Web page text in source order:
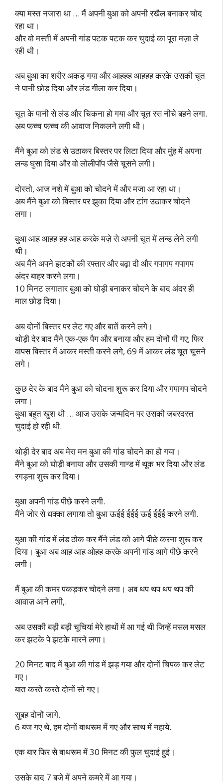
क्या मस्त नजारा था … मैं अपनी बुआ को अपनी रखैल बनाकर चोद
रहा था।
और वो मस्ती में अपनी गांड पटक पटक कर चुदाई का पूरा मज़ा ले
रही थी।
अब बुआ का शरीर अकड़ गया और आहहह आहहह करके उसकी चूत
ने पानी छोड़ दिया और लंड गीला कर दिया।
चूत के पानी से लंड और चिकना हो गया और चूत रस नीचे बहने लगा.
अब फच्च फच्च की आवाज निकलने लगी थी।
मैंने बुआ को लंड से उठाकर बिस्तर पर लिटा दिया और मुंह में अपना
लन्ड घुसा दिया और वो लोलीपॉप जैसे चूसने लगी।
दोस्तो, आज नशे में बुआ को चोदने में और मजा आ रहा था।
अब मैंने बुआ को बिस्तर पर झुका दिया और टांग उठाकर चोदने
लगा।
बुआ आह आहह हह आह करके मज़े से अपनी चूत में लन्ड लेने लगी
थी।
अब मैंने अपने झटकों की रफ्तार और बढ़ा दी और गपागप गपागप
अंदर बाहर करने लगा।
10 मिनट लगातार बुआ को घोड़ी बनाकर चोदने के बाद अंदर ही
माल छोड़ दिया।
अब दोनों बिस्तर पर लेट गए और बातें करने लगे।
थोड़ी देर बाद मैंने एक-एक पैग और बनाया और हम दोनों पी गए; फिर
वापस बिस्तर में आकर मस्ती करने लगे, 69 में आकर लंड चूत चूसने
लगे।
कुछ देर के बाद मैंने बुआ को चोदना शुरू कर दिया और गपागप चोदने
लगा।
बुआ बहुत खुश थी … आज उसके जन्मदिन पर उसकी जबरदस्त
चुदाई हो रही थी.
थोड़ी देर बाद अब मेरा मन बुआ की गांड चोदने का हो गया।
मैंने बुआ को घोड़ी बनाया और उसकी गान्ड में थूक भर दिया और लंड
रगड़ना शुरू कर दिया।
बुआ अपनी गांड पीछे करने लगी.
मैंने जोर से धक्का लगाया तो बुआ ऊईई ईईई ऊई ईईई करने लगी.
बुआ की गांड में लंड ठोक कर मैंने लंड को आगे पीछे करना शुरू कर
दिया। बुआ अब आह आह ओहह करके अपनी गांड आगे पीछे करने
लगी।
मैं बुआ की कमर पकड़कर चोदने लगा। अब थप थप थप थप की
आवाज़ आने लगी,.
अब उसकी बड़ी बड़ी चूचियां मेरे हाथों में आ गई थी जिन्हें मसल मसल
कर झटके पे झटके मारने लगा।
20 मिनट बाद में बुआ की गांड में झड़ गया और दोनों चिपक कर लेट
गए।
बात करते करते दोनों सो गए।
सुबह दोनों जागे.
6 बज गए थे, हम दोनों बाथरूम में गए और साथ में नहाये.
एक बार फिर से बाथरूम में 30 मिनट की फुल चुदाई हुई।
उसके बाद 7 बजे में अपने कमरे में आ गया।